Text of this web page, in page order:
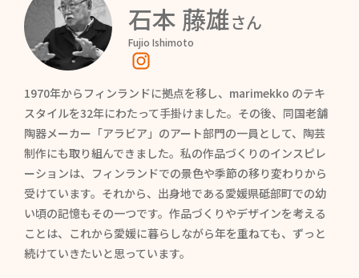
石本 藤雄さん
Fujio Ishimoto
1970年からフィンランドに拠点を移し、marimekko のテキ
スタイルを32年にわたって手掛けました。その後、同国老舗
陶器メーカー「アラビア」のアート部門の一員として、陶芸
制作にも取り組んできました。私の作品づくりのインスピレ
ーションは、フィンランドでの景色や季節の移り変わりから
受けています。それから、出身地である愛媛県砥部町での幼
い頃の記憶もその一つです。作品づくりやデザインを考える
ことは、これから愛媛に暮らしながら年を重ねても、ずっと
続けていきたいと思っています。